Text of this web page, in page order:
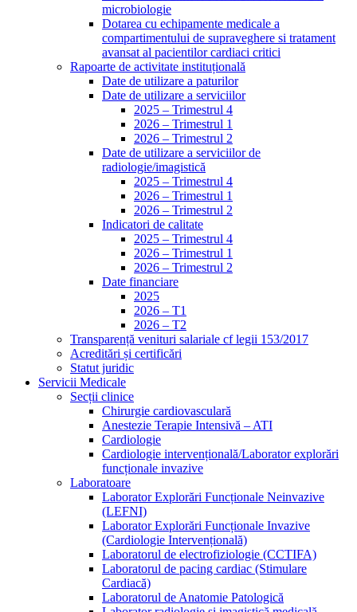
microbiologie
Dotarea cu echipamente medicale a
compartimentului de supraveghere si tratament
avansat al pacientilor cardiaci critici
Rapoarte de activitate instituțională
Date de utilizare a paturilor
Date de utilizare a serviciilor
2025 – Trimestrul 4
2026 – Trimestrul 1
2026 – Trimestrul 2
Date de utilizare a serviciilor de
radiologie/imagistică
2025 – Trimestrul 4
2026 – Trimestrul 1
2026 – Trimestrul 2
Indicatori de calitate
2025 – Trimestrul 4
2026 – Trimestrul 1
2026 – Trimestrul 2
Date financiare
2025
2026 – T1
2026 – T2
Transparență venituri salariale cf legii 153/2017
Acreditări și certificări
Statut juridic
Servicii Medicale
Secții clinice
Chirurgie cardiovasculară
Anestezie Terapie Intensivă – ATI
Cardiologie
Cardiologie intervențională/Laborator explorări
funcționale invazive
Laboratoare
Laborator Explorări Funcționale Neinvazive
(LEFNI)
Laborator Explorări Funcționale Invazive
(Cardiologie Intervențională)
Laboratorul de electrofiziologie (CCTIFA)
Laboratorul de pacing cardiac (Stimulare
Cardiacă)
Laboratorul de Anatomie Patologică